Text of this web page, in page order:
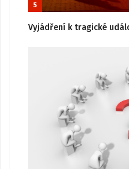
5
Vyjádření k tragické